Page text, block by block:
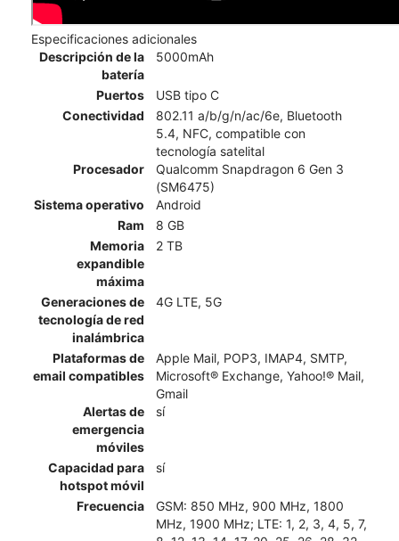
Especificaciones adicionales
Descripción de la
batería
5000mAh
Puertos
USB tipo C
Conectividad
802.11 a/b/g/n/ac/6e, Bluetooth
5.4, NFC, compatible con
tecnología satelital
Procesador
Qualcomm Snapdragon 6 Gen 3
(SM6475)
Sistema operativo
Android
Ram
8 GB
Memoria
expandible
máxima
2 TB
Generaciones de
tecnología de red
inalámbrica
4G LTE, 5G
Plataformas de
email compatibles
Apple Mail, POP3, IMAP4, SMTP,
Microsoft® Exchange, Yahoo!® Mail,
Gmail
Alertas de
emergencia
móviles
sí
Capacidad para
hotspot móvil
sí
Frecuencia
GSM: 850 MHz, 900 MHz, 1800
MHz, 1900 MHz; LTE: 1, 2, 3, 4, 5, 7,